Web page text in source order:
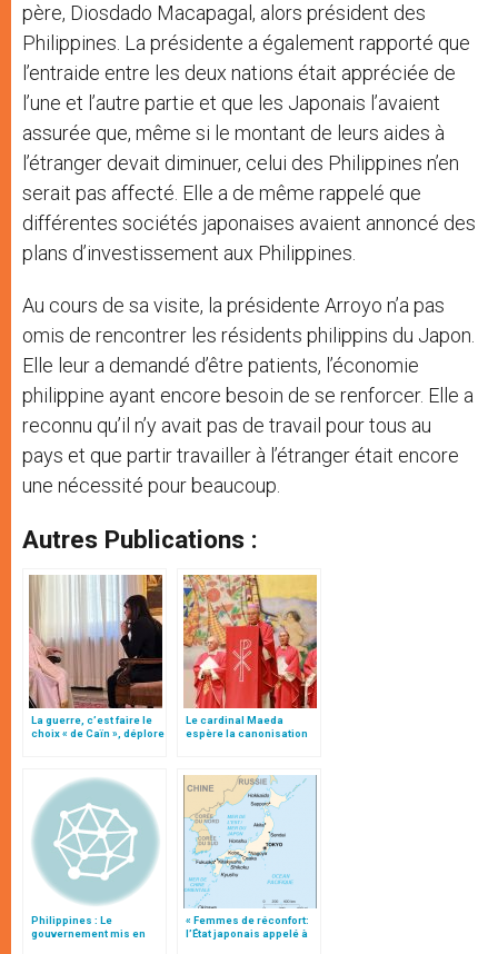
père, Diosdado Macapagal, alors président des
Philippines. La présidente a également rapporté que
l’entraide entre les deux nations était appréciée de
l’une et l’autre partie et que les Japonais l’avaient
assurée que, même si le montant de leurs aides à
l’étranger devait diminuer, celui des Philippines n’en
serait pas affecté. Elle a de même rappelé que
différentes sociétés japonaises avaient annoncé des
plans d’investissement aux Philippines.
Au cours de sa visite, la présidente Arroyo n’a pas
omis de rencontrer les résidents philippins du Japon.
Elle leur a demandé d’être patients, l’économie
philippine ayant encore besoin de se renforcer. Elle a
reconnu qu’il n’y avait pas de travail pour tous au
pays et que partir travailler à l’étranger était encore
une nécessité pour beaucoup.
Autres Publications :
La guerre, c’est faire le
choix « de Caïn », déplore
Le cardinal Maeda
espère la canonisation
Philippines : Le
gouvernement mis en
« Femmes de réconfort:
l’État japonais appelé à